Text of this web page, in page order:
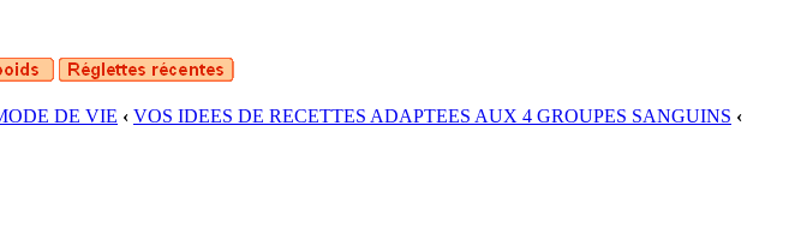
DE VIE ‹ VOS IDEES DE RECETTES ADAPTEES AUX 4 GROUPES SANGUINS ‹